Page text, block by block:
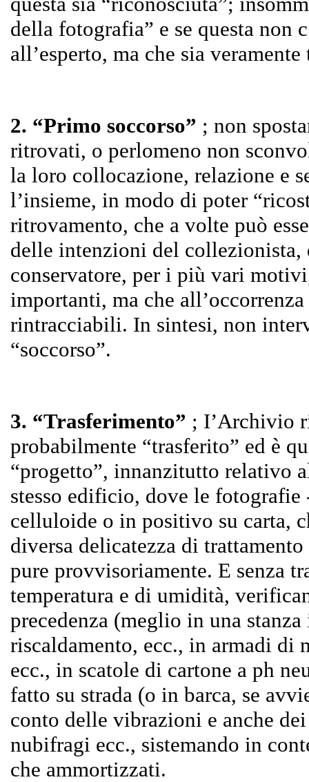
della fotografia” e se questa non
all’esperto, ma che sia veramente
2. “Primo soccorso” ; non
ritrovati, o perlomeno non
la loro collocazione, relazione e
l’insieme, in modo di poter
ritrovamento, che a volte può
delle intenzioni del collezionista,
conservatore, per i più vari
importanti, ma che all’occorrenza
rintracciabili. In sintesi, non
“soccorso”.
3. “Trasferimento” ; I’Archivio
probabilmente “trasferito” ed è
“progetto”, innanzitutto relativo
stesso edificio, dove le
celluloide o in positivo su carta,
diversa delicatezza di
pure provvisoriamente. E senza
temperatura e di umidità,
precedenza (meglio in una stanza
riscaldamento, ecc., in armadi di
ecc., in scatole di cartone a ph
fatto su strada (o in barca, se
conto delle vibrazioni e anche
nubifragi ecc., sistemando in
che ammortizzati.